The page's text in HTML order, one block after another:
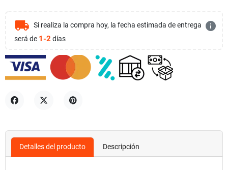
local_shipping Si realiza la compra hoy, la fecha estimada de entrega
será de 1-2 días
info
Detalles del producto Descripción